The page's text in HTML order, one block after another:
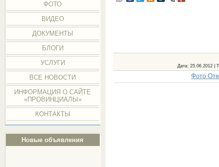
ФОТО
ВИДЕО
ДОКУМЕНТЫ
БЛОГИ
УСЛУГИ
ВСЕ НОВОСТИ
ИНФОРМАЦИЯ О САЙТЕ
«ПРОВИНЦИАЛЫ»
КОНТАКТЫ
Новые объявления
Дата: 25.06.2012 |
Фото